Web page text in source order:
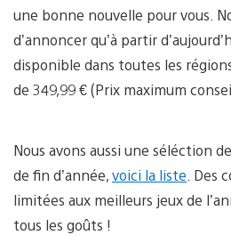
une bonne nouvelle pour vous.
d’annoncer qu’à partir
disponible dans toutes les
de 349,99 € (Prix maximum
Nous avons aussi une séléction
de fin d’année,voici la liste . Des
limitées aux meilleurs jeux de
tous les goûts !